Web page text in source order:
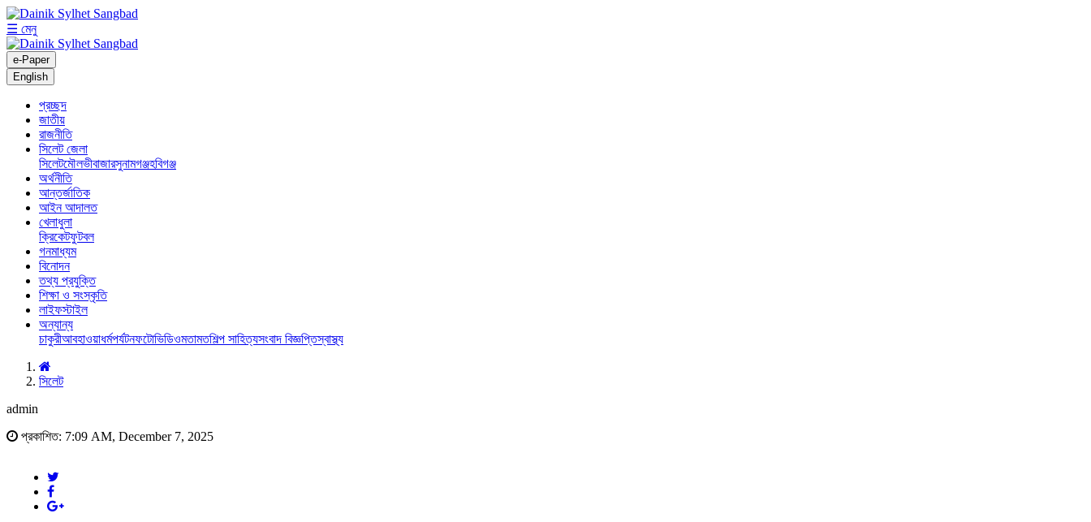
☰ মেনু
e-Paper
English
প্রচ্ছদ
জাতীয়
রাজনীতি
সিলেট জেলা
সিলেটমৌলভীবাজারসুনামগঞ্জহবিগঞ্জ
অর্থনীতি
আন্তর্জাতিক
আইন আদালত
খেলাধুলা
ক্রিকেটফুটবল
গনমাধ্যম
বিনোদন
তথ্য প্রযুক্তি
শিক্ষা ও সংস্কৃতি
লাইফস্টাইল
অন্যান্য
চাকুরীআবহাওয়াধর্মপর্যটনফটোভিডিওমতামতশিল্প সাহিত্যসংবাদ বিজ্ঞপ্তিস্বাস্থ্য
সিলেট
admin
প্রকাশিত: 7:09 AM, December 7, 2025